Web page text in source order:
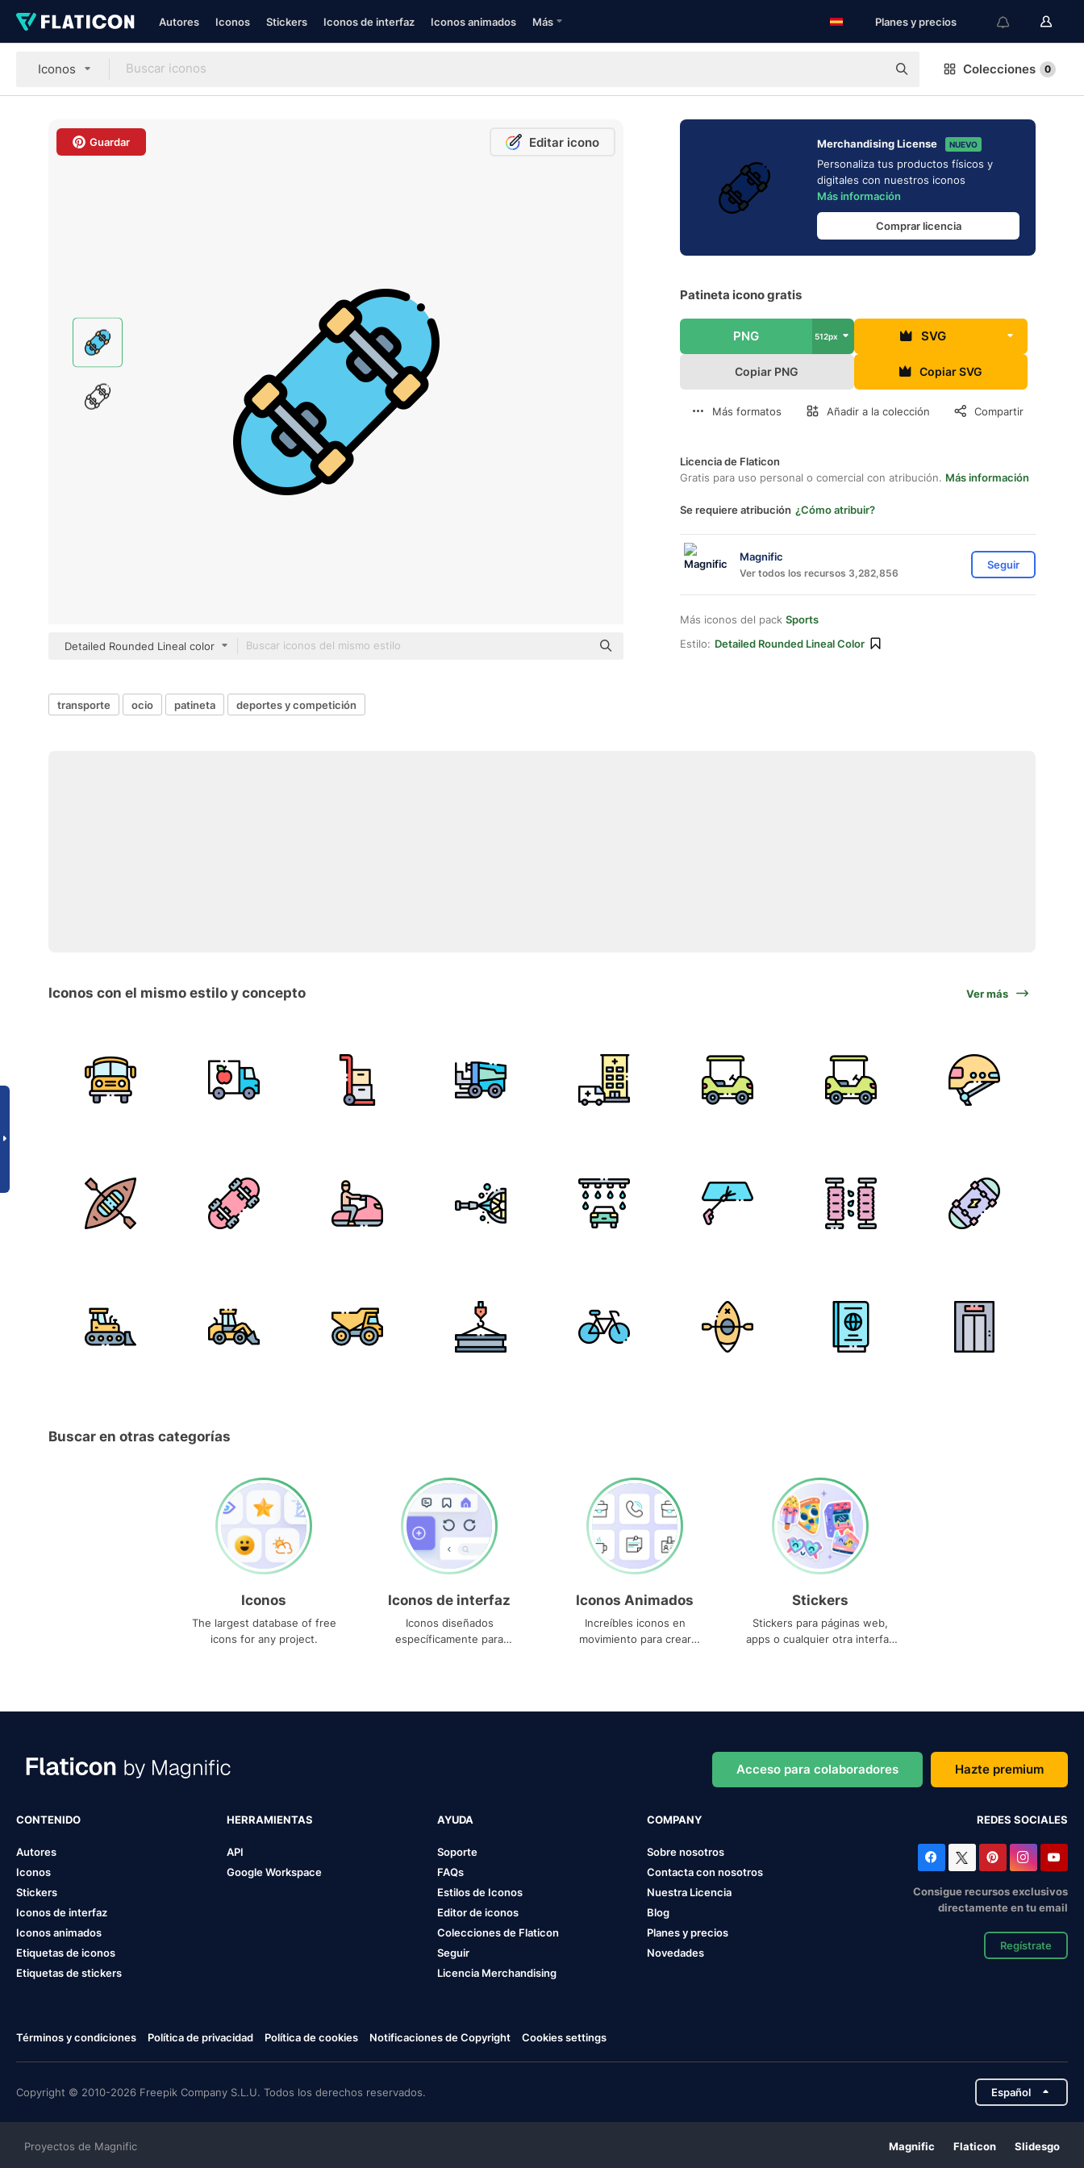
Autores Iconos Stickers Iconos de interfaz Iconos animados Más Planes y precios
Iconos Colecciones 0
Guardar Editar icono
Detailed Rounded Lineal color
Merchandising License NUEVO
Personaliza tus productos físicos y
digitales con nuestros iconos
Más información
Comprar licencia
Patineta icono gratis
PNG 512px SVG
Copiar PNG Copiar SVG
Más formatos Añadir a la colección Compartir
Licencia de Flaticon
Gratis para uso personal o comercial con atribución. Más información
Se requiere atribución ¿Cómo atribuir?
Magnific
Ver todos los recursos 3,282,856
Seguir
Más iconos del pack Sports
Estilo: Detailed Rounded Lineal Color
transporte ocio patineta deportes y competición
Iconos con el mismo estilo y concepto Ver más
Buscar en otras categorías
Iconos
The largest database of free
icons for any project.
Iconos de interfaz
Iconos diseñados
específicamente para
Iconos Animados
Increíbles iconos en
movimiento para crear
Stickers
Stickers para páginas web,
apps o cualquier otra interfaz
Acceso para colaboradores Hazte premium
CONTENIDO
Autores
Iconos
Stickers
Iconos de interfaz
Iconos animados
Etiquetas de iconos
Etiquetas de stickers
HERRAMIENTAS
API
Google Workspace
AYUDA
Soporte
FAQs
Estilos de Iconos
Editor de iconos
Colecciones de Flaticon
Seguir
Licencia Merchandising
COMPANY
Sobre nosotros
Contacta con nosotros
Nuestra Licencia
Blog
Planes y precios
Novedades
REDES SOCIALES
Consigue recursos exclusivos
directamente en tu email
Regístrate
Términos y condiciones Política de privacidad Política de cookies Notificaciones de Copyright Cookies settings
Copyright © 2010-2026 Freepik Company S.L.U. Todos los derechos reservados. Español
Proyectos de Magnific Magnific Flaticon Slidesgo